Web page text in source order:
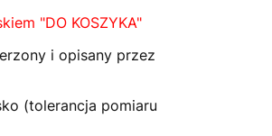
"DO KOSZYKA"
i opisany przez
(tolerancja pomiaru